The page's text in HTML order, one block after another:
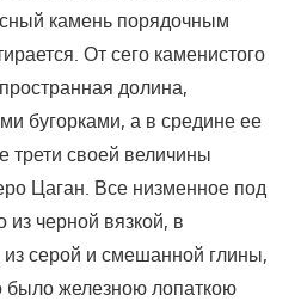
камень порядочным
От сего каменистого
долина,
бугорками, а в средине ее
трети своей величины
Цаган. Все низменное под
из черной вязкой, в
серой и смешанной глины,
было железною лопаткою